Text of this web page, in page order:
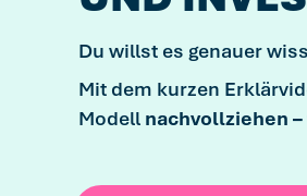
Du willst es genauer
Mit dem kurzen
Modell nachvollziehen